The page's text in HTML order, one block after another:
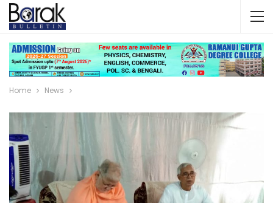
Home News